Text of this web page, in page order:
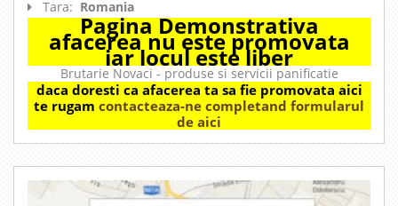
Tara: Romania
Pagina Demonstrativa
afacerea nu este promovata
iar locul este liber
Brutarie Novaci - produse si servicii panificatie
daca doresti ca afacerea ta sa fie promovata aici
te rugam contacteaza-ne completand formularul
de aici